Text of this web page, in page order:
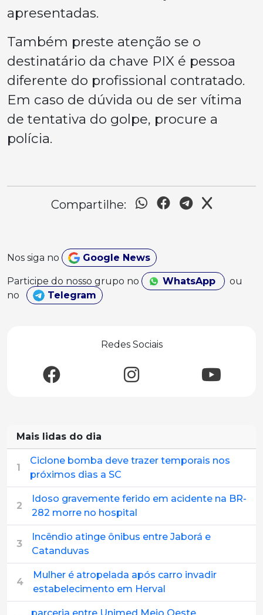
apresentadas.
Também preste atenção se o
destinatário da chave PIX é pessoa
diferente do profissional contratado.
Em caso de dúvida ou de ser vítima
de tentativa do golpe, procure a
polícia.
Compartilhe:
Nos siga no Google News
Participe do nosso grupo no WhatsApp
ou
no
Telegram
Redes Sociais
Mais lidas do dia
1
Ciclone bomba deve trazer temporais nos
próximos dias a SC
2
Idoso gravemente ferido em acidente na BR-
282 morre no hospital
3
Incêndio atinge ônibus entre Jaborá e
Catanduvas
4
Mulher é atropelada após carro invadir
estabelecimento em Herval